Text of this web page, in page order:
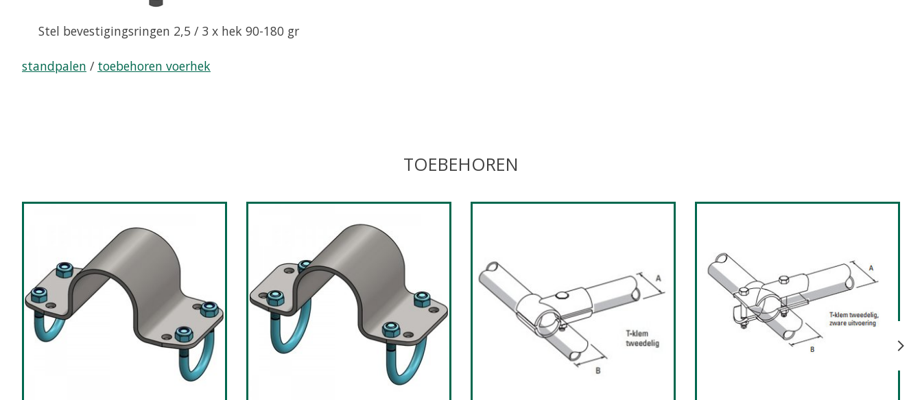
Stel bevestigingsringen 2,5 / 3 x hek 90-180 gr
standpalen / toebehoren voerhek
TOEBEHOREN
Items van productcarrousel